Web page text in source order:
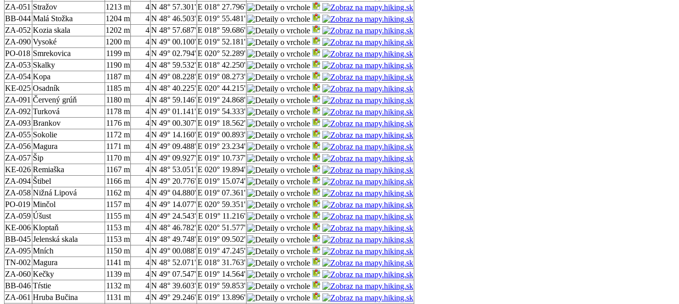
ZA-051 Stražov 1213 m 4N 48° 57.301'E 018° 27.796'
BB-044 Malá Stožka 1204 m 4N 48° 46.503'E 019° 55.481'
ZA-052 Kozia skala 1202 m 4N 48° 57.687'E 018° 59.686'
ZA-090 Vysoké 1200 m 4N 49° 00.100'E 019° 52.181'
PO-018 Smrekovica 1199 m 4N 49° 02.794'E 020° 52.289'
ZA-053 Skalky 1190 m 4N 48° 59.532'E 018° 42.250'
ZA-054 Kopa 1187 m 4N 49° 08.228'E 019° 08.273'
KE-025 Osadník 1185 m 4N 48° 40.225'E 020° 44.215'
ZA-091 Červený grúň 1180 m 4N 48° 59.146'E 019° 24.868'
ZA-092 Turková 1178 m 4N 49° 01.141'E 019° 54.333'
ZA-093 Brankov 1176 m 4N 49° 00.307'E 019° 18.562'
ZA-055 Sokolie 1172 m 4N 49° 14.160'E 019° 00.893'
ZA-056 Magura 1171 m 4N 49° 09.488'E 019° 23.234'
ZA-057 Šip 1170 m 4N 49° 09.927'E 019° 10.737'
KE-026 Remiaška 1167 m 4N 48° 53.051'E 020° 19.894'
ZA-094 Štibel 1166 m 4N 49° 20.776'E 019° 15.074'
ZA-058 Nižná Lipová 1162 m 4N 49° 04.880'E 019° 07.361'
PO-019 Minčol 1157 m 4N 49° 14.077'E 020° 59.351'
ZA-059 Úšust 1155 m 4N 49° 24.543' E 019° 11.216'
KE-006 Kloptaň 1153 m 4N 48° 46.782'E 020° 51.577'
BB-045 Jelenská skala 1153 m 4N 48° 49.748'E 019° 09.502'
ZA-095 Mních 1150 m 4N 49° 00.088'E 019° 47.245'
TN-002 Magura 1141 m 4N 48° 52.071'E 018° 31.763'
ZA-060 Kečky 1139 m 4N 49° 07.547'E 019° 14.564'
BB-046 Tŕstie 1132 m 4N 48° 39.603'E 019° 59.853'
ZA-061 Hruba Bučina 1131 m 4N 49° 29.246'E 019° 13.896'